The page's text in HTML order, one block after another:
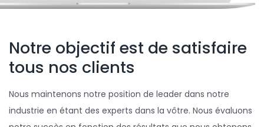
Notre objectif est de satisfaire
tous nos clients
Nous maintenons notre position de leader dans notre
industrie en étant des experts dans la vôtre. Nous évaluons